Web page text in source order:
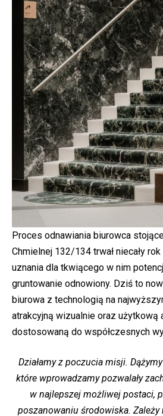
Proces odnawiania biurowca
Chmielnej 132/134 trwał niecały
uznania dla tkwiącego w nim
gruntowanie odnowiony. Dziś to
biurowa z technologią na
atrakcyjną wizualnie oraz użytkową
dostosowaną do współczesnych
Działamy z poczucia misji.
które wprowadzamy pozwalały
w najlepszej możliwej postaci,
poszanowaniu środowiska. Zależy